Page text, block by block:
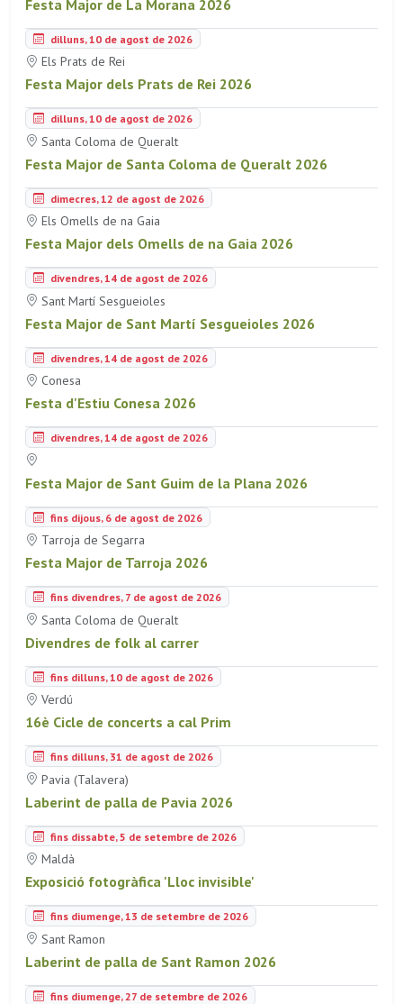
Festa Major de La Morana 2026
dilluns, 10 de agost de 2026
Els Prats de Rei
Festa Major dels Prats de Rei 2026
dilluns, 10 de agost de 2026
Santa Coloma de Queralt
Festa Major de Santa Coloma de Queralt 2026
dimecres, 12 de agost de 2026
Els Omells de na Gaia
Festa Major dels Omells de na Gaia 2026
divendres, 14 de agost de 2026
Sant Martí Sesgueioles
Festa Major de Sant Martí Sesgueioles 2026
divendres, 14 de agost de 2026
Conesa
Festa d'Estiu Conesa 2026
divendres, 14 de agost de 2026
Festa Major de Sant Guim de la Plana 2026
fins dijous, 6 de agost de 2026
Tarroja de Segarra
Festa Major de Tarroja 2026
fins divendres, 7 de agost de 2026
Santa Coloma de Queralt
Divendres de folk al carrer
fins dilluns, 10 de agost de 2026
Verdú
16è Cicle de concerts a cal Prim
fins dilluns, 31 de agost de 2026
Pavia (Talavera)
Laberint de palla de Pavia 2026
fins dissabte, 5 de setembre de 2026
Maldà
Exposició fotogràfica 'Lloc invisible'
fins diumenge, 13 de setembre de 2026
Sant Ramon
Laberint de palla de Sant Ramon 2026
fins diumenge, 27 de setembre de 2026